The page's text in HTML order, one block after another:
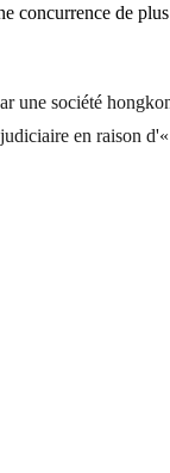
concurrence de
une société
en raison d'«